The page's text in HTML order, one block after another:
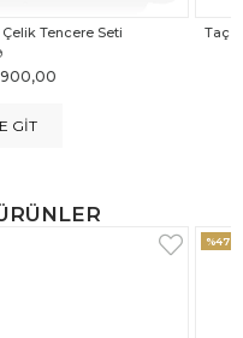
Parça Tencere Seti Siyah
GIT
%18